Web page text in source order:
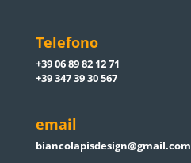
Telefono
+39 06 89 82 12 71
+39 347 39 30 567
email
biancolapisdesign@gmail.com